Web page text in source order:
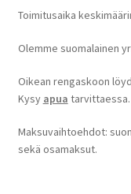
Toimitusaika
Olemme suomalainen
Oikean rengaskoon
Kysy apua tarvittaessa.
Maksuvaihtoehdot:
sekä osamaksut.